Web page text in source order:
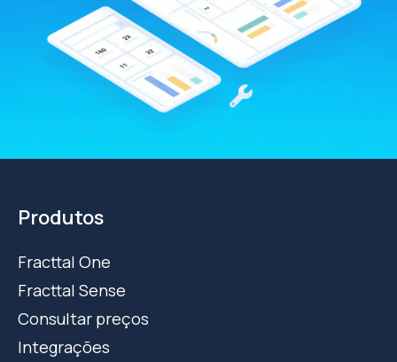
Produtos
Fracttal One
Fracttal Sense
Consultar preços
Integrações